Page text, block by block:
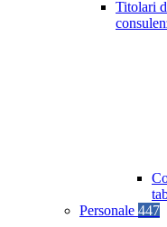
Titolari
Personale 447